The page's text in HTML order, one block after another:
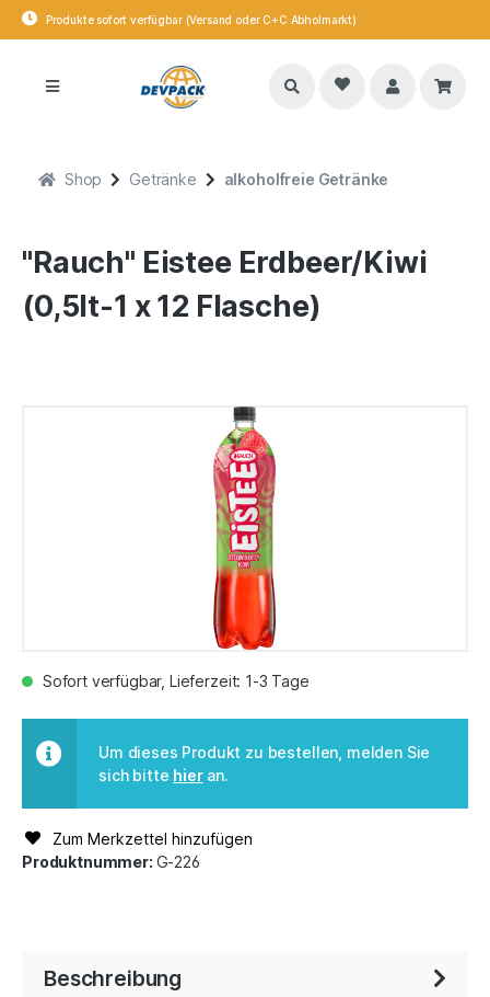
Produkte sofort verfügbar (Versand oder C+C Abholmarkt)
Shop Getränke alkoholfreie Getränke
"Rauch" Eistee Erdbeer/Kiwi
(0,5lt-1 x 12 Flasche)
Sofort verfügbar, Lieferzeit: 1-3 Tage
Um dieses Produkt zu bestellen, melden Sie
sich bitte hieran.
Zum Merkzettel hinzufügen
Produktnummer: G-226
Beschreibung